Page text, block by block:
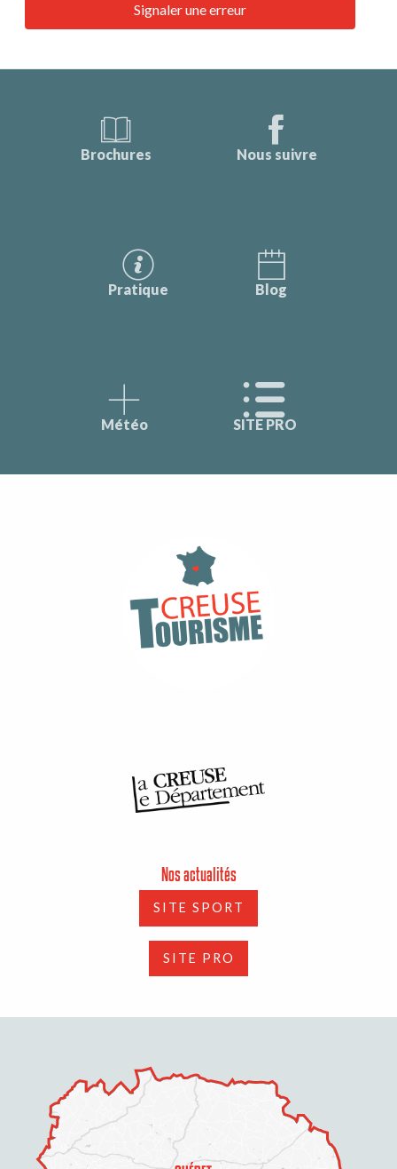
Signaler une erreur
Brochures Nous suivre
Pratique Blog
Météo SITE PRO
Nos actualités
SITE SPORT
SITE PRO